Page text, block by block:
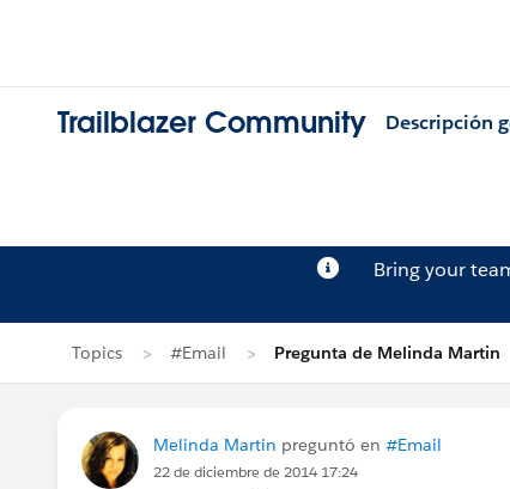
Trailblazer Community Descripción
Bring your
Topics #Email Pregunta de Melinda Martin
Melinda Martin preguntó en #Email
22 de diciembre de 2014 17:24